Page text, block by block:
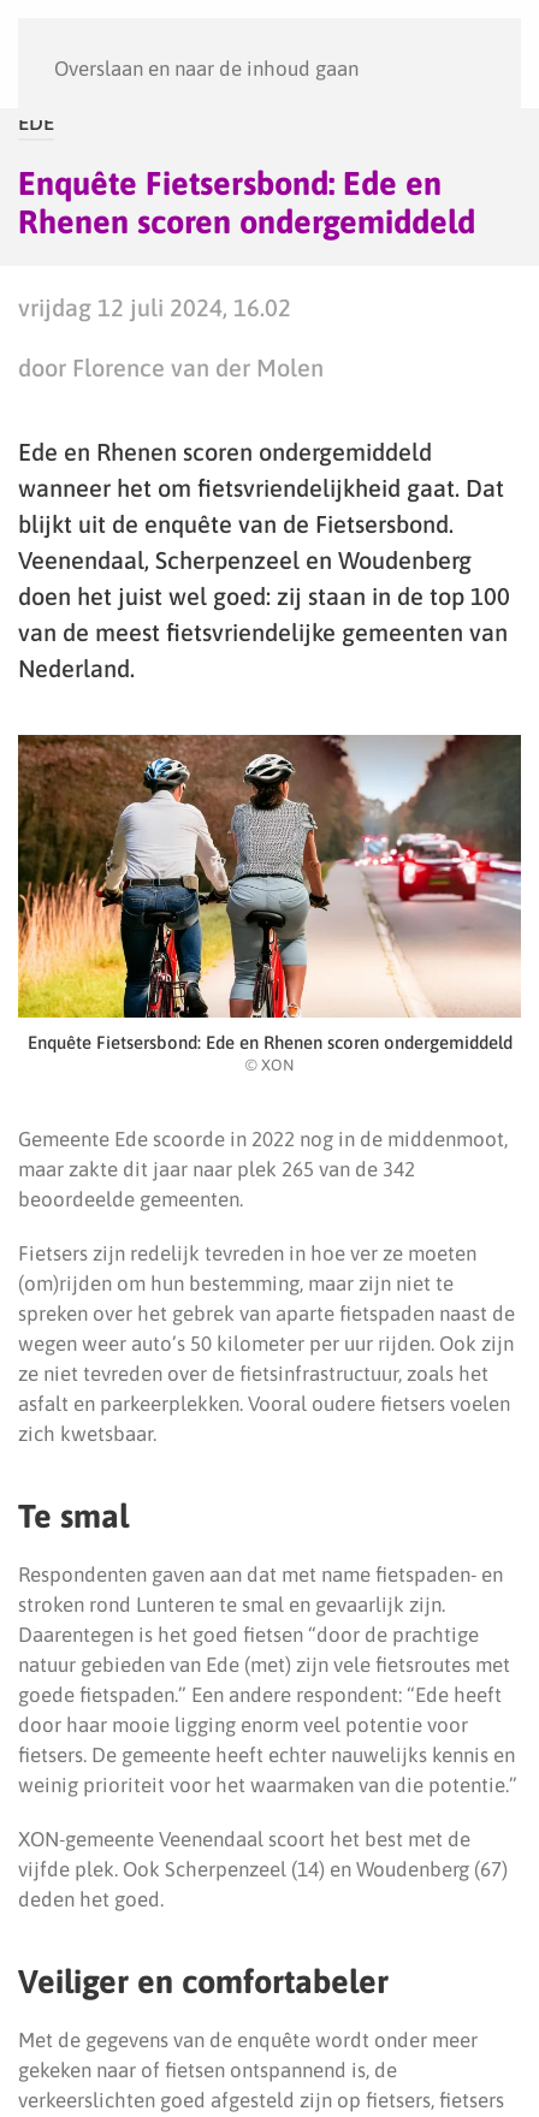
Overslaan en naar de inhoud gaan
EDE
Enquête Fietsersbond: Ede en
Rhenen scoren ondergemiddeld
vrijdag 12 juli 2024, 16.02
door Florence van der Molen
Ede en Rhenen scoren ondergemiddeld
wanneer het om fietsvriendelijkheid gaat. Dat
blijkt uit de enquête van de Fietsersbond.
Veenendaal, Scherpenzeel en Woudenberg
doen het juist wel goed: zij staan in de top 100
van de meest fietsvriendelijke gemeenten van
Nederland.
Enquête Fietsersbond: Ede en Rhenen scoren ondergemiddeld
© XON
Gemeente Ede scoorde in 2022 nog in de middenmoot,
maar zakte dit jaar naar plek 265 van de 342
beoordeelde gemeenten.
Fietsers zijn redelijk tevreden in hoe ver ze moeten
(om)rijden om hun bestemming, maar zijn niet te
spreken over het gebrek van aparte fietspaden naast de
wegen weer auto’s 50 kilometer per uur rijden. Ook zijn
ze niet tevreden over de fietsinfrastructuur, zoals het
asfalt en parkeerplekken. Vooral oudere fietsers voelen
zich kwetsbaar.
Te smal
Respondenten gaven aan dat met name fietspaden- en
stroken rond Lunteren te smal en gevaarlijk zijn.
Daarentegen is het goed fietsen “door de prachtige
natuur gebieden van Ede (met) zijn vele fietsroutes met
goede fietspaden.” Een andere respondent: “Ede heeft
door haar mooie ligging enorm veel potentie voor
fietsers. De gemeente heeft echter nauwelijks kennis en
weinig prioriteit voor het waarmaken van die potentie.”
XON-gemeente Veenendaal scoort het best met de
vijfde plek. Ook Scherpenzeel (14) en Woudenberg (67)
deden het goed.
Veiliger en comfortabeler
Met de gegevens van de enquête wordt onder meer
gekeken naar of fietsen ontspannend is, de
verkeerslichten goed afgesteld zijn op fietsers, fietsers